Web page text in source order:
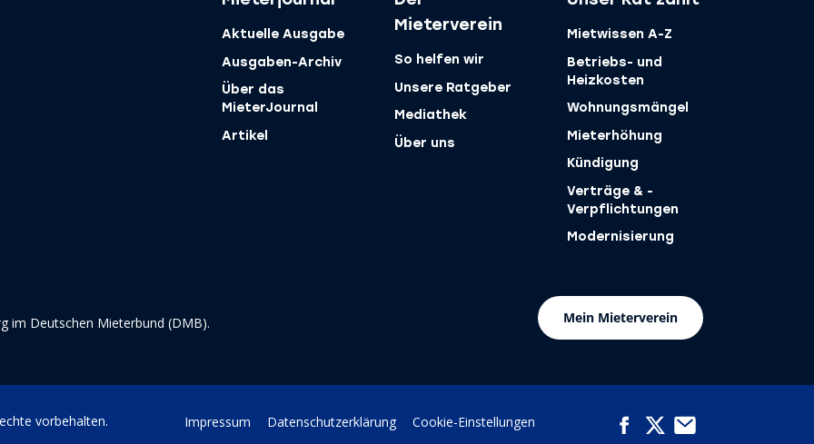
Aktuelle Ausgabe
Ausgaben-Archiv
Über das
MieterJournal
Artikel
Mieterverein
So helfen wir
Unsere Ratgeber
Mediathek
Über uns
Mietwissen A-Z
Betriebs- und
Heizkosten
Wohnungsmängel
Mieterhöhung
Kündigung
Verträge & ­
Verpflichtungen
Modernisierung
im Deutschen Mieterbund (DMB). Mein Mieterverein
(öffnet in neuem Tab)
vorbehalten. Impressum Datenschutzerklärung Cookie-Einstellungen(öffnet in neuem Tab)
(öffnet in neuem Tab)Kontakt
(öffnet in neuem Tab)